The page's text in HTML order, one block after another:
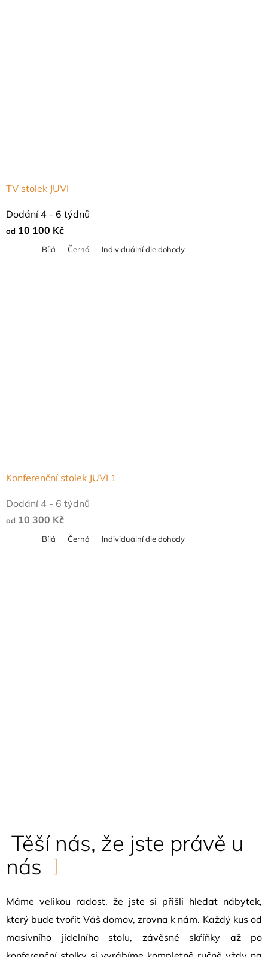
TV stolek JUVI
Dodání 4 - 6 týdnů
od 10 100 Kč
Bílá Černá Individuální dle dohody
Konferenční stolek JUVI 1
Dodání 4 - 6 týdnů
od 10 300 Kč
Bílá Černá Individuální dle dohody
Těší nás, že jste právě u
nás
Máme velikou radost, že jste si přišli hledat nábytek,
který bude tvořit Váš domov, zrovna k nám. Každý kus od
masivního jídelního stolu, závěsné skříňky až po